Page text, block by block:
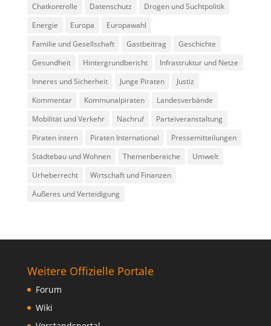
Chatkontrolle
Datenschutz
Drogen und Suchtpolitik
Energie
Europa
Europawahl
Familie und Gesellschaft
Gastbeitrag
Geschichte
Gesundheit
Hintergrundbericht
Infrastruktur und Netze
Inneres und Sicherheit
Junge Piraten
Justiz
Kommentar
Kommunalpiraten
Landesverbände
Mobilität und Verkehr
Nachruf
Parteiveranstaltung
Piraten intern
Piraten International
Pressemitteilungen
Städtebau und Wohnen
Themenbereiche
Umwelt
Urheberrecht
Wirtschaft und Finanzen
Äußeres und Verteidigung
Weitere Offizielle Portale
Forum
Wiki